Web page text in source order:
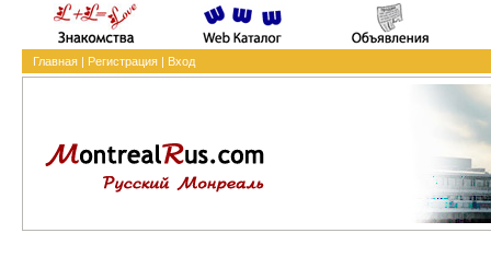
Главная| Регистрация| Вход